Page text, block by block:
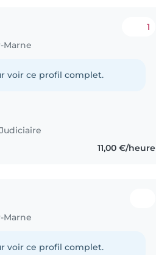
Marne
1
voir ce profil complet.
11,00 €/heure
Marne
voir ce profil complet.